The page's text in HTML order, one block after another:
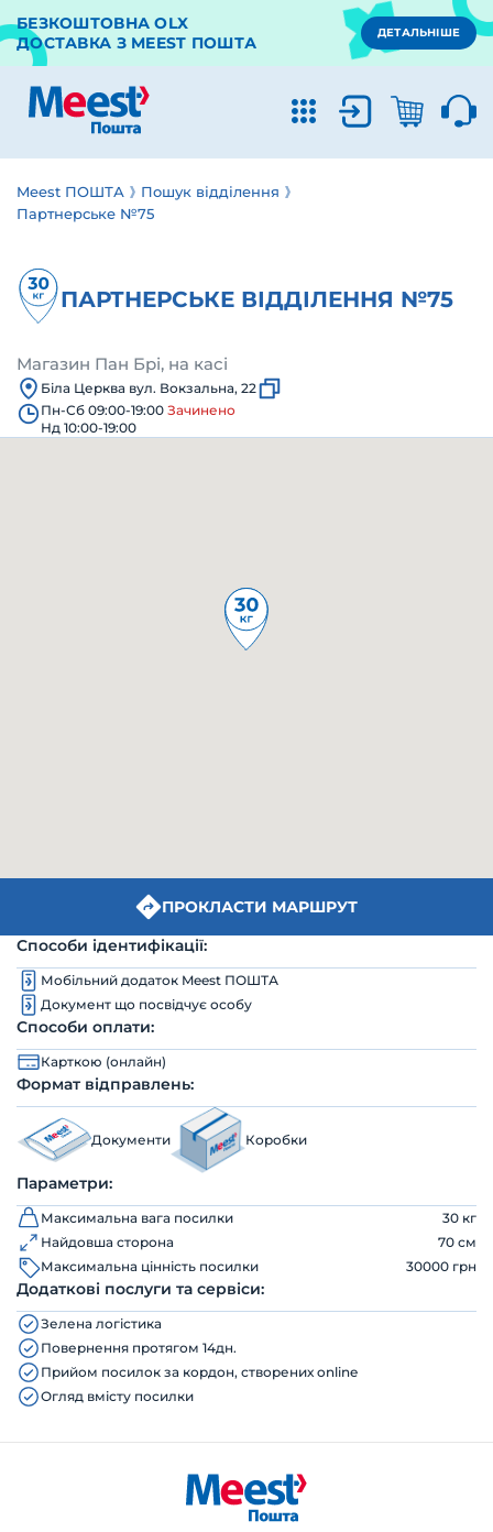
БЕЗКОШТОВНА OLX
ДОСТАВКА З MEEST ПОШТА
ДЕТАЛЬНІШЕ
Meest ПОШТА
Пошук відділення
Партнерське №75
ПАРТНЕРСЬКЕ ВІДДІЛЕННЯ №75
Магазин Пан Брі, на касі
Біла Церква вул. Вокзальна, 22
Пн-Сб 09:00-19:00 Зачинено
Нд 10:00-19:00
ПРОКЛАСТИ МАРШРУТ
Способи ідентифікації:
Мобільний додаток Meest ПОШТА
Документ що посвідчує особу
Способи оплати:
Карткою (онлайн)
Формат відправлень:
Документи Коробки
Параметри:
Максимальна вага посилки
30 кг
Найдовша сторона
70 см
Максимальна цінність посилки
30000 грн
Додаткові послуги та сервіси:
Зелена логістика
Повернення протягом 14дн.
Прийом посилок за кордон, створених online
Огляд вмісту посилки